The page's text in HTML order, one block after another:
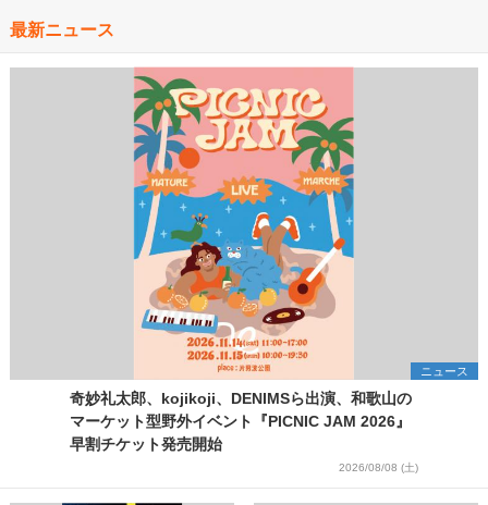
最新ニュース
ニュース
奇妙礼太郎、kojikoji、DENIMSら出演、和歌山の
マーケット型野外イベント『PICNIC JAM 2026』
早割チケット発売開始
2026/08/08 (土)